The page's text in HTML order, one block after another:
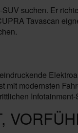
suchen. Er
Tavascan
modernsten